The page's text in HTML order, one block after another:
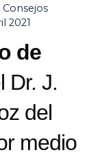
Consejos
2021
de
Dr. J.
del
medio